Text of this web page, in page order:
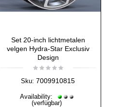
Set 20-inch lichtmetalen
velgen Hydra-Star Exclusiv
Design
Sku: 7009910815
Availability:
(verfügbar)